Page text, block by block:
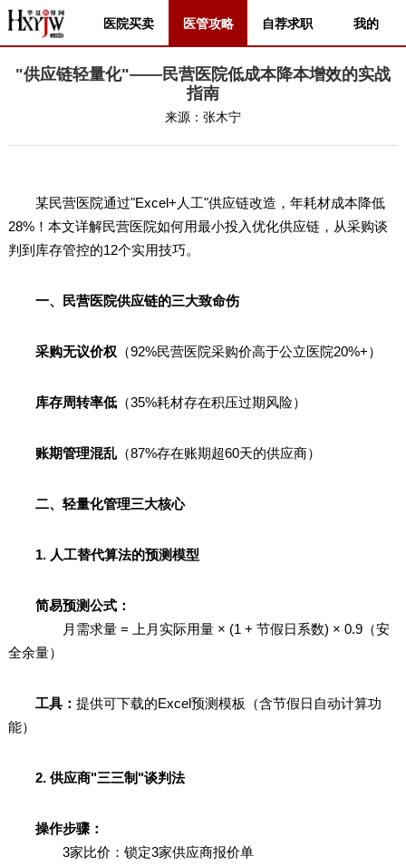
医院买卖 医管攻略 自荐求职 我的
"供应链轻量化"——民营医院低成本降本增效的实战
指南
来源： 张木宁
某民营医院通过"Excel+人工"供应链改造，年耗材成本降低
28%！本文详解民营医院如何用最小投入优化供应链，从采购谈
判到库存管控的12个实用技巧。
一、民营医院供应链的三大致命伤
采购无议价权 （92%民营医院采购价高于公立医院20%+）
库存周转率低（35%耗材存在积压过期风险）
账期管理混乱（87%存在账期超60天的供应商）
二、轻量化管理三大核心
1. 人工替代算法的预测模型
简易预测公式：
月需求量 = 上月实际用量 × (1 + 节假日系数) × 0.9（安
全余量）
工具： 提供可下载的Excel预测模板（含节假日自动计算功
能）
2. 供应商"三三制"谈判法
操作步骤：
3家比价：锁定3家供应商报价单